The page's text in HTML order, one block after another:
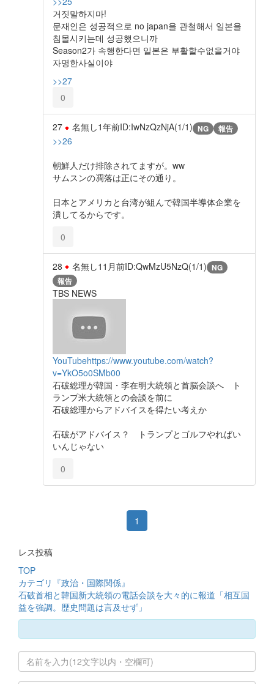
거짓말하지마!
문재인은 성공적으로 no japan을 관철해서 일본을
침몰시키는데 성공했으니까
Season2가 속행한다면 일본은 부활할수없을거야
자명한사실이야
>>27
0
27 名無し1年前ID:IwNzQzNjA(1/1) NG 報告
>>26
朝鮮人だけ排除されてますが。ww
サムスンの凋落は正にその通り。
日本とアメリカと台湾が組んで韓国半導体企業を
潰してるからです。
0
28 名無し11月前ID:QwMzU5NzQ(1/1) NG
報告
TBS NEWS
YouTubehttps://www.youtube.com/watch?
v=YkO5o0SMb00
石破総理が韓国・李在明大統領と首脳会談へ ト
ランプ米大統領との会談を前に
石破総理からアドバイスを得たい考えか
石破がアドバイス？ トランプとゴルフやればい
いんじゃない
0
1
レス投稿
TOP
カテゴリ『政治・国際関係』
石破首相と韓国新大統領の電話会談を大々的に報道「相互国
益を強調。歴史問題は言及せず」